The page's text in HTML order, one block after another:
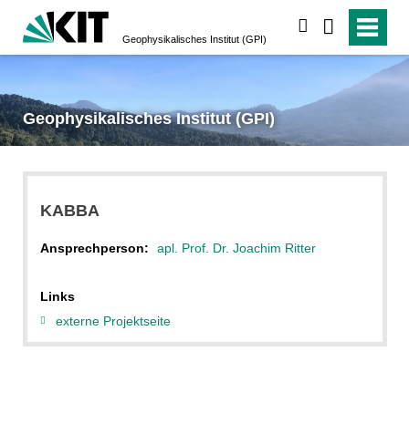
Geophysikalisches Institut (GPI)
Geophysikalisches Institut (GPI)
KABBA
Ansprechperson: apl. Prof. Dr. Joachim Ritter
Links
externe Projektseite